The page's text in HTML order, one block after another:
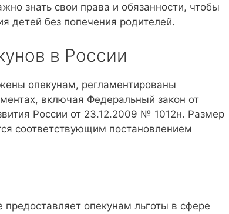
знать свои права и обязанности, чтобы
детей без попечения родителей.
в России
опекунам, регламентированы
включая Федеральный закон от
России от 23.12.2009 № 1012н. Размер
соответствующим постановлением
опекунам льготы в сфере